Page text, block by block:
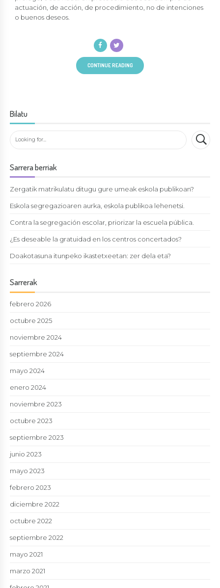
actuación, de acción, de procedimiento, no de intenciones
o buenos deseos.
CONTINUE READING
Bilatu
Sarrera berriak
Zergatik matrikulatu ditugu gure umeak eskola publikoan?
Eskola segregazioaren aurka, eskola publikoa lehenetsi.
Contra la segregación escolar, priorizar la escuela pública.
¿Es deseable la gratuidad en los centros concertados?
Doakotasuna itunpeko ikastetxeetan: zer dela eta?
Sarrerak
febrero 2026
octubre 2025
noviembre 2024
septiembre 2024
mayo 2024
enero 2024
noviembre 2023
octubre 2023
septiembre 2023
junio 2023
mayo 2023
febrero 2023
diciembre 2022
octubre 2022
septiembre 2022
mayo 2021
marzo 2021